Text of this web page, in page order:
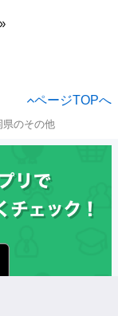
ページTOPへ
県のその他